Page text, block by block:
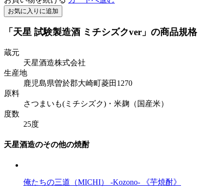
お気に入りに追加
「天星 試験製造酒 ミチシズクver」の商品規格
蔵元
天星酒造株式会社
生産地
鹿児島県曽於郡大崎町菱田1270
原料
さつまいも(ミチシズク)・米麹（国産米）
度数
25度
天星酒造のその他の焼酎
俺たちの三道（MICHI） -Kozono- 《芋焼酎》